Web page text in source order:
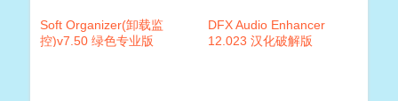
Soft Organizer(卸载监
控)v7.50 绿色专业版
DFX Audio Enhancer
12.023 汉化破解版